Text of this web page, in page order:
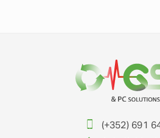
(+352) 691